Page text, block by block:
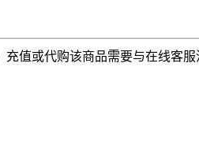
充值或代购该商品需要与在线客